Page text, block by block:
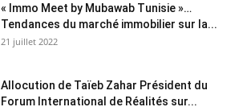
« Immo Meet by Mubawab Tunisie »…
Tendances du marché immobilier sur la...
21 juillet 2022
Allocution de Taïeb Zahar Président du
Forum International de Réalités sur...